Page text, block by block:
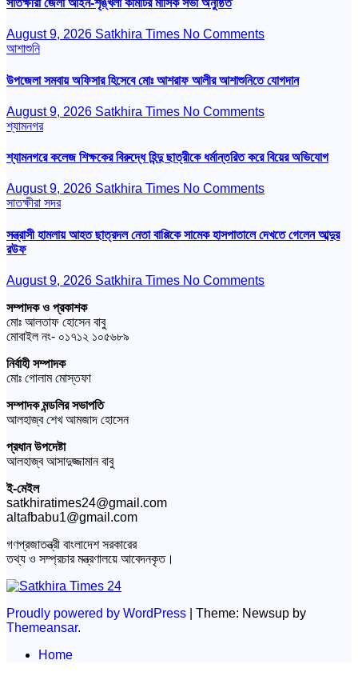
সাতক্ষীরা জেলা আইন-শৃঙ্খলা কমিটির মাসিক সভা অনুষ্ঠিত
August 9, 2026 Satkhira Times No Comments
আশাশুনি
উপজেলা সমবায় অফিসার হিসেবে মোঃ আশরাফ আলীর আশাশুনিতে যোগদান
August 9, 2026 Satkhira Times No Comments
শ্যামনগর
শ্যামনগরে কলেজ শিক্ষকের বিরুদ্ধে হিন্দু ছাত্রীকে ধর্মান্তরিত করে বিয়ের অভিযোগ
August 9, 2026 Satkhira Times No Comments
সাতক্ষীরা সদর
সন্ত্রাসী হামলায় আহত ছাত্রদল নেতা বাপ্পিকে সামেক হাসপাতালে দেখতে গেলেন আব্দুর
রউফ
August 9, 2026 Satkhira Times No Comments
সম্পাদক ও প্রকাশক
মোঃ আলতাফ হোসেন বাবু
মোবাইল নং- ০১৭১২ ১০৫৬৮৯
নির্বাহী সম্পাদক
মোঃ গোলাম মোস্তফা
সম্পাদক মন্ডলির সভাপতি
আলহাজ্ব শেখ আমজাদ হোসেন
প্রধান উপদেষ্টা
আলহাজ্ব আসাদুজ্জামান বাবু
ই-মেইল
satkhiratimes24@gmail.com
altafbabu1@gmail.com
গণপ্রজাতন্ত্রী বাংলাদেশ সরকারের
তথ্য ও সম্প্রচার মন্ত্রণালয়ে আবেদনকৃত।
Proudly powered by WordPress
Theme: Newsup by
Themeansar.
Home